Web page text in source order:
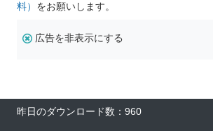
料） をお願いします。
広告を非表示にする
昨日のダウンロード数：960